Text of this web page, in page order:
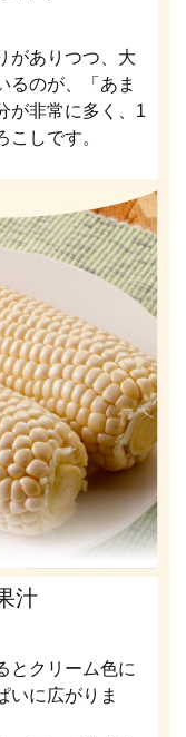
がありつつ、大
るのが、「あま
が非常に多く、1
しです。
汁
とクリーム色に
いに広がりま